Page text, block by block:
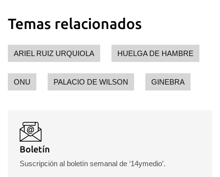
Temas relacionados
ARIEL RUIZ URQUIOLA HUELGA DE HAMBRE
ONU PALACIO DE WILSON GINEBRA
Boletín
Suscripción al boletín semanal de ‘14ymedio’.